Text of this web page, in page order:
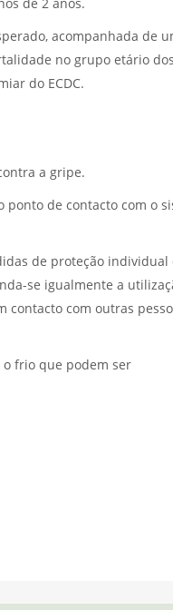
de 2 anos.
acompanhada de
no grupo etário
do ECDC.
a gripe.
ponto de contacto com o
de proteção individual
se igualmente a
contacto com outras
frio que podem ser